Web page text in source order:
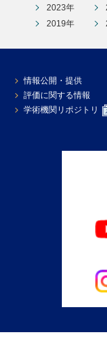
2023年
2019年
情報公開・提供
評価に関する情報
学術機関リポジトリ